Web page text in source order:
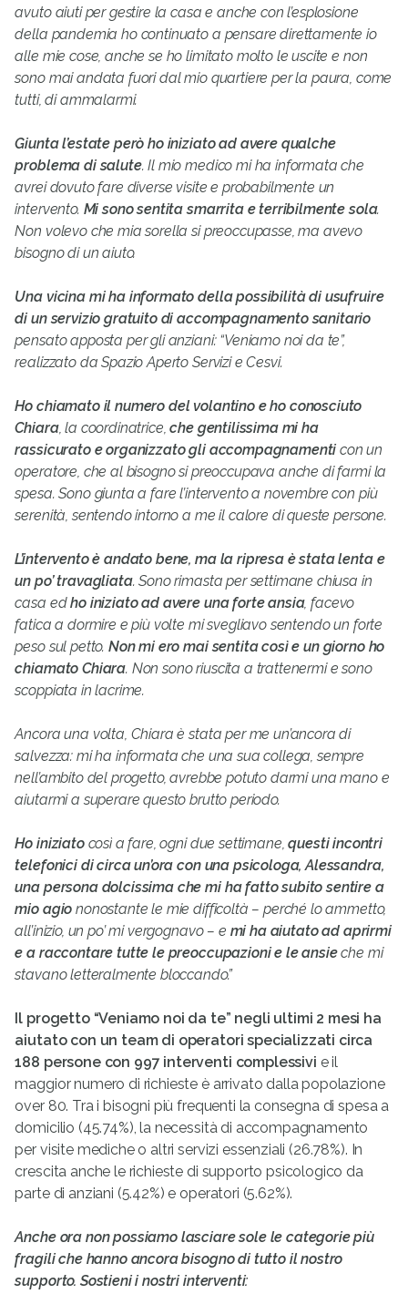
avuto aiuti per gestire la casa e anche con l’esplosione
della pandemia ho continuato a pensare direttamente io
alle mie cose, anche se ho limitato molto le uscite e non
sono mai andata fuori dal mio quartiere per la paura, come
tutti, di ammalarmi.
Giunta l’estate però ho iniziato ad avere qualche
problema di salute. Il mio medico mi ha informata che
avrei dovuto fare diverse visite e probabilmente un
intervento. Mi sono sentita smarrita e terribilmente sola.
Non volevo che mia sorella si preoccupasse, ma avevo
bisogno di un aiuto.
Una vicina mi ha informato della possibilità di usufruire
di un servizio gratuito di accompagnamento sanitario
pensato apposta per gli anziani: “Veniamo noi da te”,
realizzato da Spazio Aperto Servizi e Cesvi.
Ho chiamato il numero del volantino e ho conosciuto
Chiara, la coordinatrice,che gentilissima mi ha
rassicurato e organizzato gli accompagnamenti con un
operatore, che al bisogno si preoccupava anche di farmi la
spesa. Sono giunta a fare l’intervento a novembre con più
serenità, sentendo intorno a me il calore di queste persone.
L’intervento è andato bene, ma la ripresa è stata lenta e
un po’ travagliata. Sono rimasta per settimane chiusa in
casa edho iniziato ad avere una forte ansia, facevo
fatica a dormire e più volte mi svegliavo sentendo un forte
peso sul petto. Non mi ero mai sentita così e un giorno ho
chiamato Chiara. Non sono riuscita a trattenermi e sono
scoppiata in lacrime.
Ancora una volta, Chiara è stata per me un’ancora di
salvezza: mi ha informata che una sua collega, sempre
nell’ambito del progetto, avrebbe potuto darmi una mano e
aiutarmi a superare questo brutto periodo.
Ho iniziato così a fare, ogni due settimane,questi incontri
telefonici di circa un’ora con una psicologa, Alessandra,
una persona dolcissima che mi ha fatto subito sentire a
mio agio nonostante le mie difficoltà – perché lo ammetto,
all’inizio, un po’ mi vergognavo – e mi ha aiutato ad aprirmi
e a raccontare tutte le preoccupazioni e le ansieche mi
stavano letteralmente bloccando.”
Il progetto “Veniamo noi da te” negli ultimi 2 mesi ha
aiutato con un team di operatori specializzati circa
188 persone con 997 interventi complessivi e il
maggior numero di richieste è arrivato dalla popolazione
over 80. Tra i bisogni più frequenti la consegna di spesa a
domicilio (45.74%), la necessità di accompagnamento
per visite mediche o altri servizi essenziali (26.78%). In
crescita anche le richieste di supporto psicologico da
parte di anziani (5.42%) e operatori (5.62%).
Anche ora non possiamo lasciare sole le categorie più
fragili che hanno ancora bisogno di tutto il nostro
supporto. Sostieni i nostri interventi: